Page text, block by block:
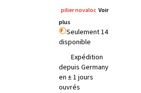
pilier novaloc Voir
plus
Seulement 14
disponible
Expédition
depuis Germany
en ± 1 jours
ouvrés